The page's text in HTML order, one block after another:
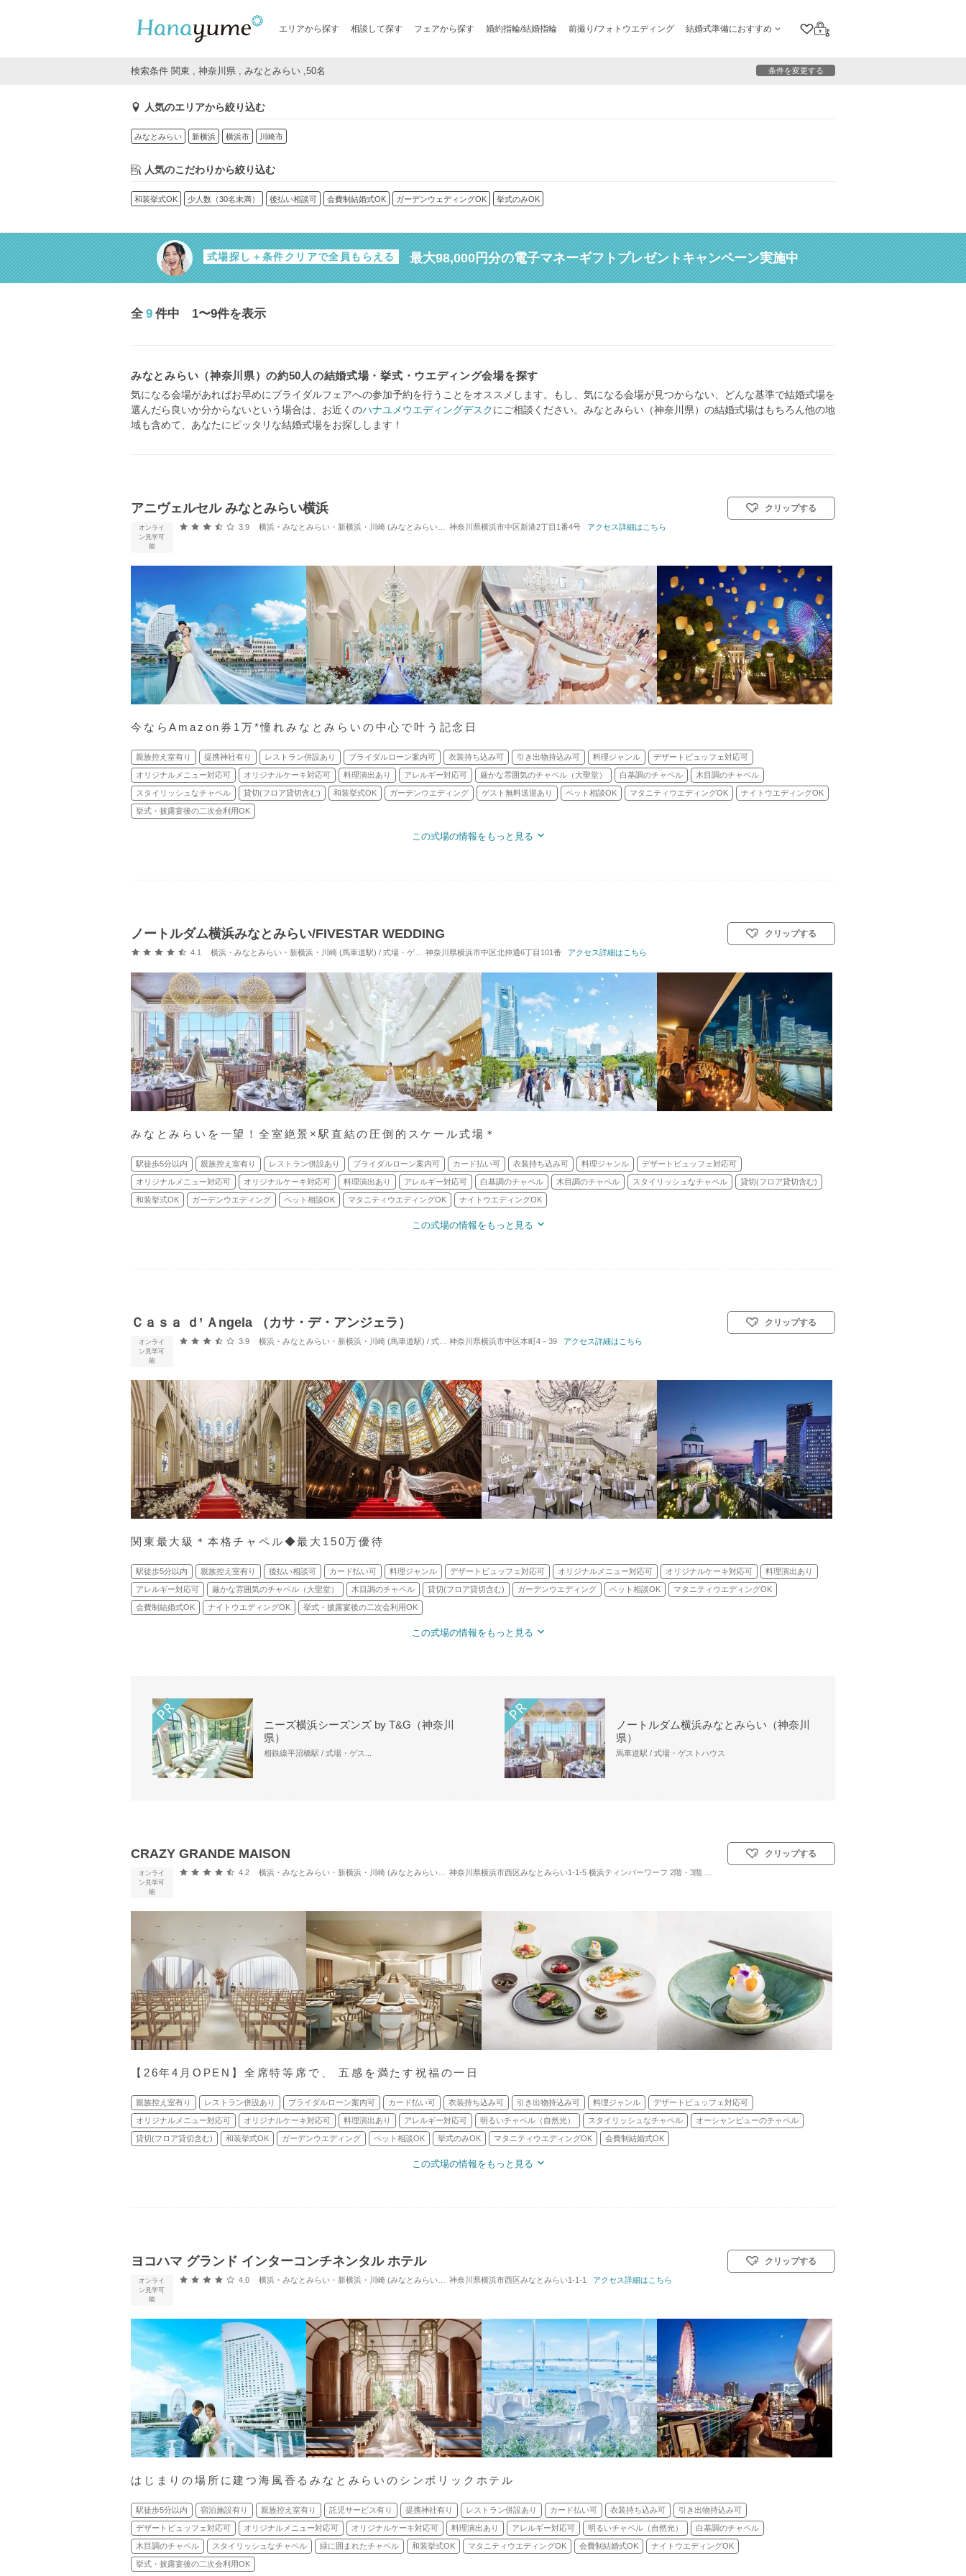
エリアから探す 相談して探す フェアから探す 婚約指輪/結婚指輪 前撮り/フォトウエディング 結婚式準備におすすめ
クリップリスト
ログイン
検索条件 関東 , 神奈川県 , みなとみらい ,50名 条件を変更する
人気のエリアから絞り込む
みなとみらい 新横浜 横浜市 川崎市
人気のこだわりから絞り込む
和装挙式OK 少人数（30名未満） 後払い相談可 会費制結婚式OK ガーデンウェディングOK 挙式のみOK
式場探し＋条件クリアで全員もらえる 最大98,000円分の電子マネーギフトプレゼントキャンペーン実施中
全 9 件中 1〜9件を表示
みなとみらい（神奈川県）の約50人の結婚式場・挙式・ウエディング会場を探す
気になる会場があればお早めにブライダルフェアへの参加予約を行うことをオススメします。もし、気になる会場が見つからない、どんな基準で結婚式場を
選んだら良いか分からないという場合は、お近くのハナユメウエディングデスクにご相談ください。みなとみらい（神奈川県）の結婚式場はもちろん他の地
域も含めて、あなたにピッタリな結婚式場をお探しします！
アニヴェルセル みなとみらい横浜
オンライ
ン見学可
能
口コミ評価
3.9 横浜・みなとみらい・新横浜・川崎 (みなとみらい駅) / 式場・ゲストハウス 対応人数: 着席：20名 ～ 162名 挙式スタイル: 教会式(キリスト教式)／神前式／人前式／仏前式
神奈川県横浜市中区新港2丁目1番4号 アクセス詳細はこちら
クリップする
今ならAmazon券1万*憧れみなとみらいの中心で叶う記念日
親族控え室有り 提携神社有り レストラン併設あり ブライダルローン案内可 衣装持ち込み可 引き出物持込み可 料理ジャンル デザートビュッフェ対応可
オリジナルメニュー対応可 オリジナルケーキ対応可 料理演出あり アレルギー対応可 厳かな雰囲気のチャペル（大聖堂） 白基調のチャペル 木目調のチャペル
スタイリッシュなチャペル 貸切(フロア貸切含む) 和装挙式OK ガーデンウエディング ゲスト無料送迎あり ペット相談OK マタニティウエディングOK ナイトウエディングOK
挙式・披露宴後の二次会利用OK
この式場の情報をもっと見る
ノートルダム横浜みなとみらい/FIVESTAR WEDDING
口コミ評価
4.1 横浜・みなとみらい・新横浜・川崎 (馬車道駅) / 式場・ゲストハウス 対応人数: 着席：30名 ～ 146名 挙式スタイル: 教会式(キリスト教式)／人前式／和装人前式
神奈川県横浜市中区北仲通6丁目101番 アクセス詳細はこちら
クリップする
みなとみらいを一望！全室絶景×駅直結の圧倒的スケール式場＊
駅徒歩5分以内 親族控え室有り レストラン併設あり ブライダルローン案内可 カード払い可 衣装持ち込み可 料理ジャンル デザートビュッフェ対応可
オリジナルメニュー対応可 オリジナルケーキ対応可 料理演出あり アレルギー対応可 白基調のチャペル 木目調のチャペル スタイリッシュなチャペル 貸切(フロア貸切含む)
和装挙式OK ガーデンウエディング ペット相談OK マタニティウエディングOK ナイトウエディングOK
この式場の情報をもっと見る
Ｃａｓａ ｄ’ Ａngela （カサ・デ・アンジェラ）
オンライ
ン見学可
能
口コミ評価
3.9 横浜・みなとみらい・新横浜・川崎 (馬車道駅) / 式場・ゲストハウス 対応人数: 着席：35名 ～ 100名 挙式スタイル: 教会式(キリスト教式)／人前式
神奈川県横浜市中区本町4－39 アクセス詳細はこちら
クリップする
関東最大級＊本格チャペル◆最大150万優待
駅徒歩5分以内 親族控え室有り 後払い相談可 カード払い可 料理ジャンル デザートビュッフェ対応可 オリジナルメニュー対応可 オリジナルケーキ対応可 料理演出あり
アレルギー対応可 厳かな雰囲気のチャペル（大聖堂） 木目調のチャペル 貸切(フロア貸切含む) ガーデンウエディング ペット相談OK マタニティウエディングOK
会費制結婚式OK ナイトウエディングOK 挙式・披露宴後の二次会利用OK
この式場の情報をもっと見る
ニーズ横浜シーズンズ by T&G（神奈川
県）
相鉄線平沼橋駅 / 式場・ゲス...
ノートルダム横浜みなとみらい（神奈川
県）
馬車道駅 / 式場・ゲストハウス
CRAZY GRANDE MAISON
オンライ
ン見学可
能
口コミ評価
4.2 横浜・みなとみらい・新横浜・川崎 (みなとみらい駅) / レストランウエディング 対応人数: 着席：50名 ～ 90名 挙式スタイル: 人前式
神奈川県横浜市西区みなとみらい1-1-5 横浜ティンバーワーフ 2階・3階
クリップする
【26年4月OPEN】全席特等席で、 五感を満たす祝福の一日
親族控え室有り レストラン併設あり ブライダルローン案内可 カード払い可 衣装持ち込み可 引き出物持込み可 料理ジャンル デザートビュッフェ対応可
オリジナルメニュー対応可 オリジナルケーキ対応可 料理演出あり アレルギー対応可 明るいチャペル（自然光） スタイリッシュなチャペル オーシャンビューのチャペル
貸切(フロア貸切含む) 和装挙式OK ガーデンウエディング ペット相談OK 挙式のみOK マタニティウエディングOK 会費制結婚式OK
この式場の情報をもっと見る
ヨコハマ グランド インターコンチネンタル ホテル
オンライ
ン見学可
能
口コミ評価
4.0 横浜・みなとみらい・新横浜・川崎 (みなとみらい駅) / ホテルウエディング 対応人数: 着席：2名 ～ 380名 挙式スタイル: 教会式(キリスト教式)／人前式
神奈川県横浜市西区みなとみらい1-1-1 アクセス詳細はこちら
クリップする
はじまりの場所に建つ海風香るみなとみらいのシンボリックホテル
駅徒歩5分以内 宿泊施設有り 親族控え室有り 託児サービス有り 提携神社有り レストラン併設あり カード払い可 衣装持ち込み可 引き出物持込み可
デザートビュッフェ対応可 オリジナルメニュー対応可 オリジナルケーキ対応可 料理演出あり アレルギー対応可 明るいチャペル（自然光） 白基調のチャペル
木目調のチャペル スタイリッシュなチャペル 緑に囲まれたチャペル 和装挙式OK マタニティウエディングOK 会費制結婚式OK ナイトウエディングOK
挙式・披露宴後の二次会利用OK